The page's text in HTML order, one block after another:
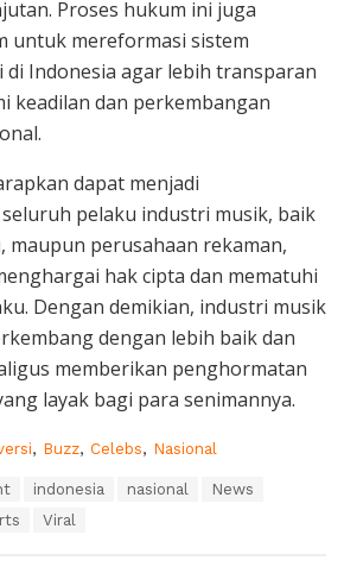
Proses hukum ini juga
untuk mereformasi sistem
Indonesia agar lebih transparan
keadilan dan perkembangan
dapat menjadi
pelaku industri musik, baik
maupun perusahaan rekaman,
hak cipta dan mematuhi
Dengan demikian, industri musik
dengan lebih baik dan
memberikan penghormatan
layak bagi para senimannya.
, Buzz, Celebs, Nasional
indonesia nasional
News
Viral